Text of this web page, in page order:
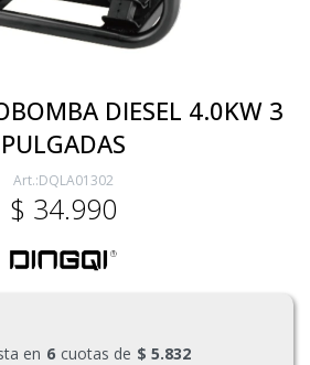
DIESEL 4.0KW 3
PULGADAS
DQLA01302
$ 34.990
en 6 cuotas de $ 5.832
y Batería